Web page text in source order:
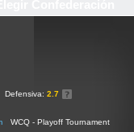
Defensiva: 2.7
WCQ - Playoff Tournament